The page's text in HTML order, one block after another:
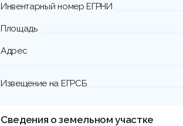
Инвентарный номер ЕГРНИ
Площадь
Адрес
Извещение на ЕГРСБ
Сведения о земельном участке